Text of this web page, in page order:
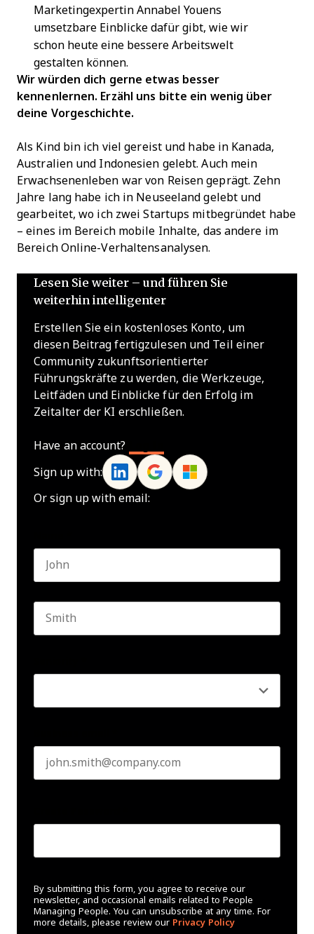
Marketingexpertin Annabel Youens
umsetzbare Einblicke dafür gibt, wie wir
schon heute eine bessere Arbeitswelt
gestalten können.
Wir würden dich gerne etwas besser
kennenlernen. Erzähl uns bitte ein wenig über
deine Vorgeschichte.
Als Kind bin ich viel gereist und habe in Kanada,
Australien und Indonesien gelebt. Auch mein
Erwachsenenleben war von Reisen geprägt. Zehn
Jahre lang habe ich in Neuseeland gelebt und
gearbeitet, wo ich zwei Startups mitbegründet habe
– eines im Bereich mobile Inhalte, das andere im
Bereich Online-Verhaltensanalysen.
Lesen Sie weiter – und führen Sie
weiterhin intelligenter
Erstellen Sie ein kostenloses Konto, um
diesen Beitrag fertigzulesen und Teil einer
Community zukunftsorientierter
Führungskräfte zu werden, die Werkzeuge,
Leitfäden und Einblicke für den Erfolg im
Zeitalter der KI erschließen.
Have an account?
Sign up with:
Or sign up with email:
By submitting this form, you agree to receive our
newsletter, and occasional emails related to People
Managing People. You can unsubscribe at any time. For
more details, please review our Privacy Policy